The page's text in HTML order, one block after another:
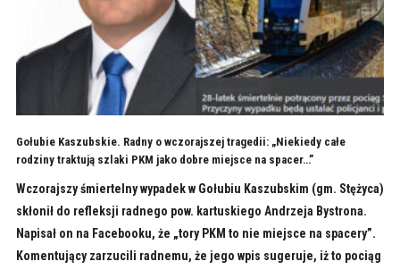
Gołubie Kaszubskie. Radny o wczorajszej tragedii: „Niekiedy całe
rodziny traktują szlaki PKM jako dobre miejsce na spacer…”
Wczorajszy śmiertelny wypadek w Gołubiu Kaszubskim (gm. Stężyca)
skłonił do refleksji radnego pow. kartuskiego Andrzeja Bystrona.
Napisał on na Facebooku, że „tory PKM to nie miejsce na spacery”.
Komentujący zarzucili radnemu, że jego wpis sugeruje, iż to pociąg